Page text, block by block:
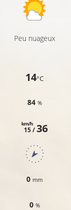
Peu nuageux
14°C
84 %
15 /
km/h 36
0 mm
0 %